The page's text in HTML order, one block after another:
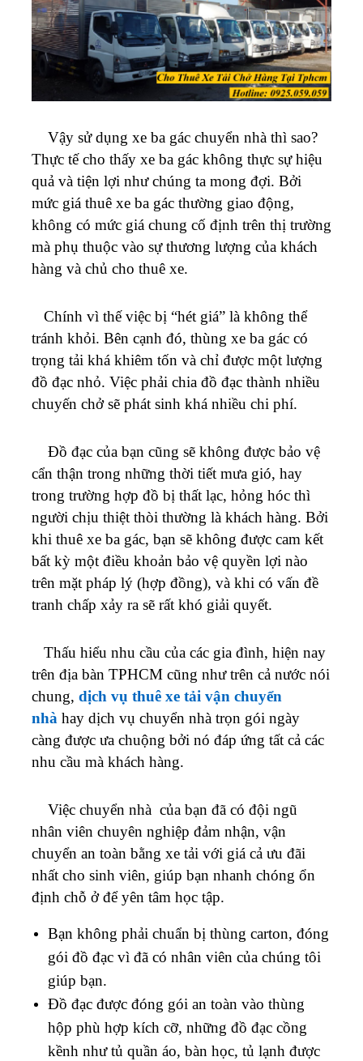
Vậy sử dụng xe ba gác chuyển nhà thì sao?
Thực tế cho thấy xe ba gác không thực sự hiệu
quả và tiện lợi như chúng ta mong đợi. Bởi
mức giá thuê xe ba gác thường giao động,
không có mức giá chung cố định trên thị trường
mà phụ thuộc vào sự thương lượng của khách
hàng và chủ cho thuê xe.
Chính vì thế việc bị “hét giá” là không thể
tránh khỏi. Bên cạnh đó, thùng xe ba gác có
trọng tải khá khiêm tốn và chỉ được một lượng
đồ đạc nhỏ. Việc phải chia đồ đạc thành nhiều
chuyến chở sẽ phát sinh khá nhiều chi phí.
Đồ đạc của bạn cũng sẽ không được bảo vệ
cẩn thận trong những thời tiết mưa gió, hay
trong trường hợp đồ bị thất lạc, hỏng hóc thì
người chịu thiệt thòi thường là khách hàng. Bởi
khi thuê xe ba gác, bạn sẽ không được cam kết
bất kỳ một điều khoản bảo vệ quyền lợi nào
trên mặt pháp lý (hợp đồng), và khi có vấn đề
tranh chấp xảy ra sẽ rất khó giải quyết.
Thấu hiểu nhu cầu của các gia đình, hiện nay
trên địa bàn TPHCM cũng như trên cả nước nói
chung, dịch vụ thuê xe tải vận chuyển
nhà hay dịch vụ chuyển nhà trọn gói ngày
càng được ưa chuộng bởi nó đáp ứng tất cả các
nhu cầu mà khách hàng.
Việc chuyển nhà của bạn đã có đội ngũ
nhân viên chuyên nghiệp đảm nhận, vận
chuyển an toàn bằng xe tải với giá cả ưu đãi
nhất cho sinh viên, giúp bạn nhanh chóng ổn
định chỗ ở để yên tâm học tập.
Bạn không phải chuẩn bị thùng carton, đóng
gói đồ đạc vì đã có nhân viên của chúng tôi
giúp bạn.
Đồ đạc được đóng gói an toàn vào thùng
hộp phù hợp kích cỡ, những đồ đạc cồng
kềnh như tủ quần áo, bàn học, tủ lạnh được